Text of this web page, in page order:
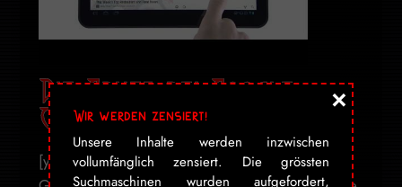
Die Gruft bei Google
Currents
[youtube id="5LOcUkm8m9w" align="center"]
Wir werden zensiert!
Unsere Inhalte werden inzwischen
vollumfänglich zensiert. Die grössten
Suchmaschinen wurden aufgefordert,
×